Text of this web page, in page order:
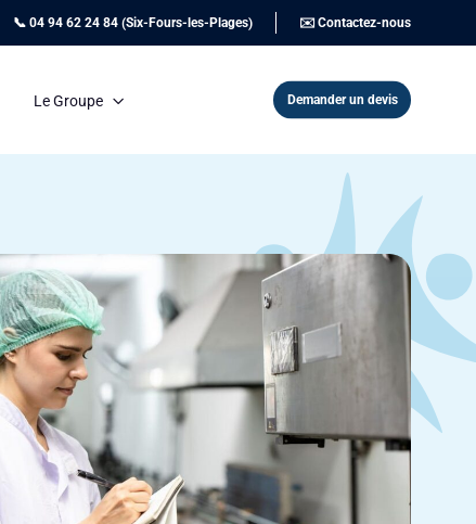
📞 04 94 62 24 84 (Six-Fours-les-Plages) ✉️ Contactez-nous
Le Groupe Demander un devis